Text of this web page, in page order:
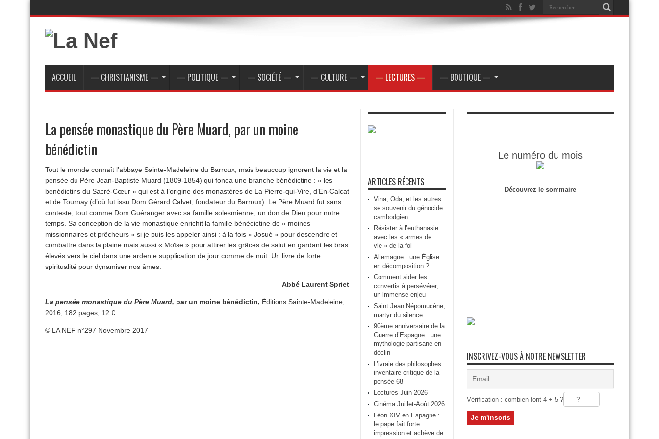
ACCUEIL — CHRISTIANISME — — POLITIQUE — — SOCIÉTÉ — — CULTURE — — LECTURES — — BOUTIQUE —
La pensée monastique du Père Muard, par un moine
bénédictin
Tout le monde connaît l’abbaye Sainte-Madeleine du Barroux, mais beaucoup ignorent la vie et la
pensée du Père Jean-Baptiste Muard (1809-1854) qui fonda une branche bénédictine : « les
bénédictins du Sacré-Cœur » qui est à l’origine des monastères de La Pierre-qui-Vire, d’En-Calcat
et de Tournay (d’où fut issu Dom Gérard Calvet, fondateur du Barroux). Le Père Muard fut sans
conteste, tout comme Dom Guéranger avec sa famille solesmienne, un don de Dieu pour notre
temps. Sa conception de la vie monastique enrichit la famille bénédictine de « moines
missionnaires et prêcheurs » si je puis les appeler ainsi : à la fois « Josué » pour descendre et
combattre dans la plaine mais aussi « Moïse » pour attirer les grâces de salut en gardant les bras
élevés vers le ciel dans une ardente supplication de jour comme de nuit. Un livre de forte
spiritualité pour dynamiser nos âmes.
Abbé Laurent Spriet
La pensée monastique du Père Muard, par un moine bénédictin, Éditions Sainte-Madeleine,
2016, 182 pages, 12 €.
© LA NEF n°297 Novembre 2017
ARTICLES RÉCENTS
Vina, Oda, et les autres :
se souvenir du génocide
cambodgien
Résister à l’euthanasie
avec les « armes de
vie » de la foi
Allemagne : une Église
en décomposition ?
Comment aider les
convertis à persévérer,
un immense enjeu
Saint Jean Népomucène,
martyr du silence
90ème anniversaire de la
Guerre d’Espagne : une
mythologie partisane en
déclin
L’ivraie des philosophes :
inventaire critique de la
pensée 68
Lectures Juin 2026
Cinéma Juillet-Août 2026
Léon XIV en Espagne :
le pape fait forte
impression et achève de
Le numéro du mois
Découvrez le sommaire
INSCRIVEZ-VOUS À NOTRE NEWSLETTER
Vérification : combien font 4 + 5 ?